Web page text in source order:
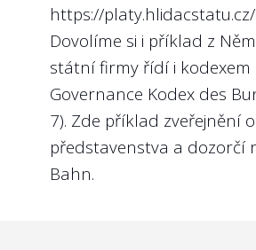
https://
Dovolíme si i příklad z
státní firmy řídí i kodexem
Governance Kodex des
7). Zde příklad zveřejnění
představenstva a dozorčí
Bahn.